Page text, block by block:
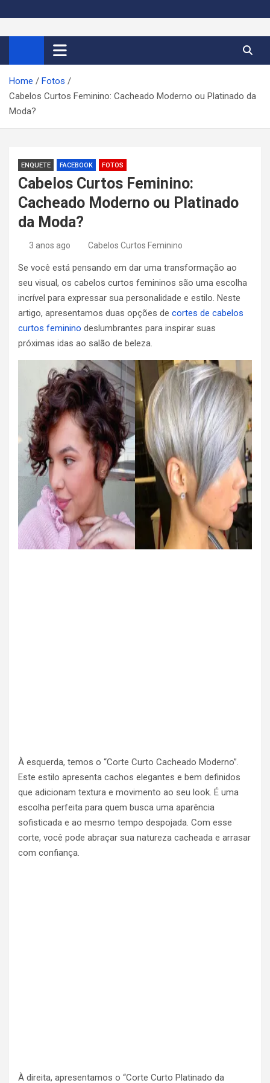
i
t
n
Cortes de Cabelo Curto
Feminino 2026
Moda e tendências dos cabelos curtos femininos 2026
Home
Fotos
Cabelos Curtos Feminino: Cacheado Moderno ou Platinado da
Moda?
ENQUETE FACEBOOK FOTOS
Cabelos Curtos Feminino:
Cacheado Moderno ou Platinado
da Moda?
3 anos ago Cabelos Curtos Feminino
Se você está pensando em dar uma transformação ao
seu visual, os cabelos curtos femininos são uma escolha
incrível para expressar sua personalidade e estilo. Neste
artigo, apresentamos duas opções de cortes de cabelos
curtos feminino deslumbrantes para inspirar suas
próximas idas ao salão de beleza.
À esquerda, temos o “Corte Curto Cacheado Moderno”.
Este estilo apresenta cachos elegantes e bem definidos
que adicionam textura e movimento ao seu look. É uma
escolha perfeita para quem busca uma aparência
sofisticada e ao mesmo tempo despojada. Com esse
corte, você pode abraçar sua natureza cacheada e arrasar
com confiança.
À direita, apresentamos o “Corte Curto Platinado da